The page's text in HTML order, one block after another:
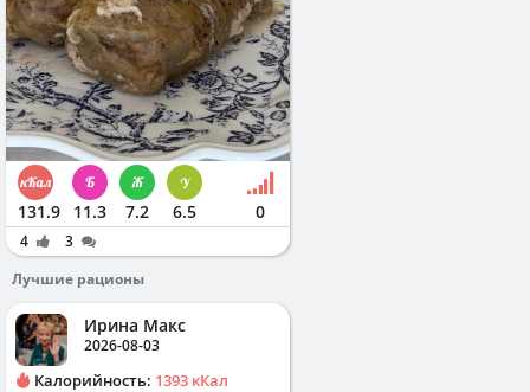
131.9 11.3 7.2 6.5 0
4
3
Лучшие рационы
Ирина Макс
2026-08-03
Калорийность: 1393 кКал